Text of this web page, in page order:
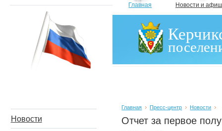
Главная Новости и
Новости
Главная Пресс-центр Новости
Отчет за первое